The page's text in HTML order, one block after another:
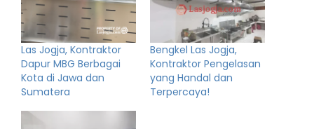
Las Jogja, Kontraktor
Dapur MBG Berbagai
Kota di Jawa dan
Sumatera
Bengkel Las Jogja,
Kontraktor Pengelasan
yang Handal dan
Terpercaya!